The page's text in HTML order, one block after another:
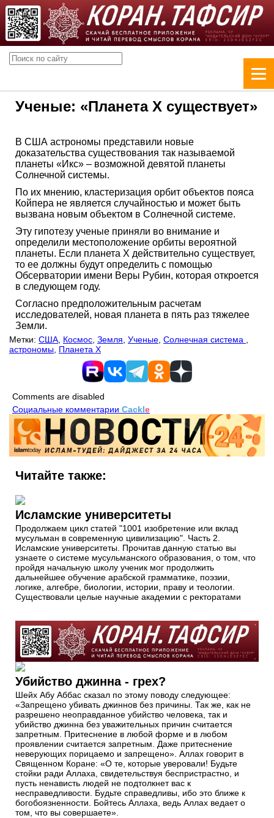
Ученые: «Планета Х существует»
В США астрономы представили новые
доказательства существования так называемой
планеты «Икс» – возможной девятой планеты
Солнечной системы.
По их мнению, кластеризация орбит объектов пояса
Койпера не является случайностью и может быть
вызвана новым объектом в Солнечной системе.
Эту гипотезу ученые приняли во внимание и
определили местоположение орбиты вероятной
планеты. Если планета Х действительно существует,
то ее должны будут определить с помощью
Обсерватории имени Веры Рубин, которая откроется
в следующем году.
Согласно предположительным расчетам
исследователей, новая планета в пять раз тяжелее
Земли.
Метки: США Космос Земля Ученые Солнечная система
астрономы Планета Х
Comments are disabled
Социальные комментарии Cackle
Читайте также:
Исламские университеты
Продолжаем цикл статей "1001 изобретение или вклад
мусульман в современную цивилизацию". Часть 2.
Исламские университеты. Прочитав данную статью вы
узнаете о системе мусульманского образования, о том, что
пройдя начальную школу ученик мог продолжить
дальнейшее обучение арабской грамматике, поэзии,
логике, алгебре, биологии, истории, праву и теологии.
Существовали целые научные академии с ректоратами
Убийство джинна - грех?
Шейх Абу Аббас сказал по этому поводу следующее:
«Запрещено убивать джиннов без причины. Так же, как не
разрешено неоправданное убийство человека, так и
убийство джинна без уважительных причин считается
запретным. Притеснение в любой форме и в любом
проявлении считается запретным. Даже притеснение
неверующих порицаемо и запрещено». Аллах говорит в
Священном Коране: «О те, которые уверовали! Будьте
стойки ради Аллаха, свидетельствуя беспристрастно, и
пусть ненависть людей не подтолкнет вас к
несправедливости. Будьте справедливы, ибо это ближе к
богобоязненности. Бойтесь Аллаха, ведь Аллах ведает о
том, что вы совершаете».